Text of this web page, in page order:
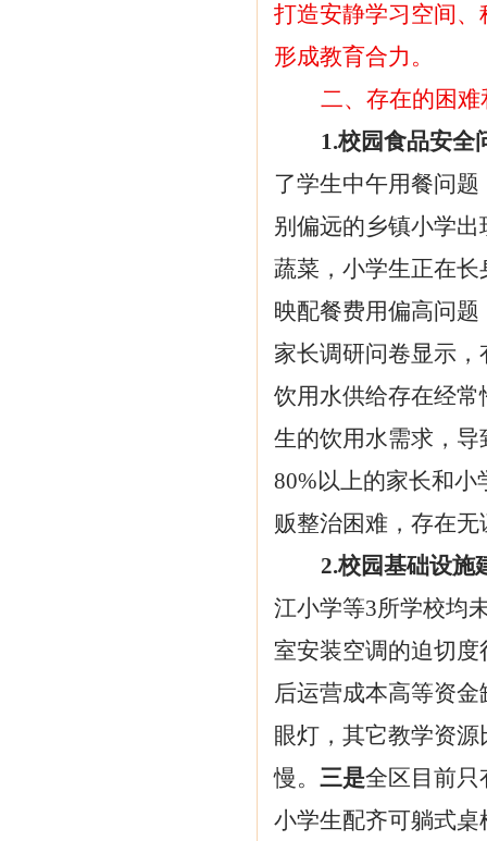
打造安静学习空间
形成教育合力。
二、存在的困难
1.校园食品安全
了学生中午用餐问
别偏远的乡镇小学
蔬菜，小学生正在
映配餐费用偏高问
家长调研问卷显示
饮用水供给存在经
生的饮用水需求，
80%以上的家长和
贩整治困难，存在无
2.校园基础设施
江小学等3所学校均
室安装空调的迫切
后运营成本高等资
眼灯，其它教学资
慢。三是全区目前只
小学生配齐可躺式